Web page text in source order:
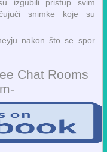
izgubili pristup svim
snimke koje su
nakon što se spor
Chat Rooms